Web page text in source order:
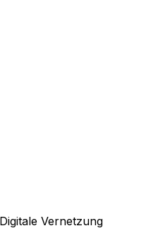
Vernetzung